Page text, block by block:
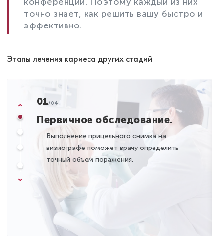
точно знает, как решить вашу быстро и
эффективно.
Этапы лечения кариеса других стадий:
01/04
Первичное обследование.
Выполнение прицельного снимка на
визиографе поможет врачу определить
точный объем поражения.